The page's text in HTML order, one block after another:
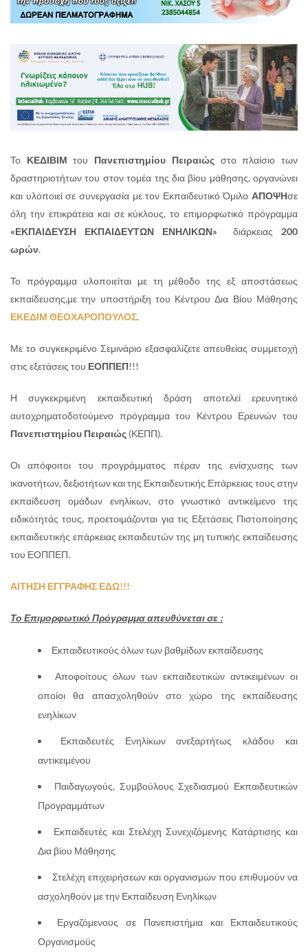
Το ΚΕΔΙΒΙΜ του Πανεπιστημίου Πειραιώς στο πλαίσιο των
δραστηριοτήτων του στον τομέα της δια βίου μάθησης, οργανώνει
και υλοποιεί σε συνεργασία με τον Εκπαιδευτικό Όμιλο ΑΠΟΨΗσε
όλη την επικράτεια και σε κύκλους, το επιμορφωτικό πρόγραμμα
«ΕΚΠΑΙΔΕΥΣΗ ΕΚΠΑΙΔΕΥΤΩΝ ΕΝΗΛΙΚΩΝ» διάρκειας 200
ωρών.
Το πρόγραμμα υλοποιείται με τη μέθοδο της εξ αποστάσεως
εκπαίδευσης,με την υποστήριξη του Κέντρου Δια Βίου Μάθησης
ΕΚΕΔΙΜ ΘΕΟΧΑΡΟΠΟΥΛΟΣ.
Με το συγκεκριμένο Σεμινάριο εξασφαλίζετε απευθείας συμμετοχή
στις εξετάσεις του ΕΟΠΠΕΠ!!!
Η συγκεκριμένη εκπαιδευτική δράση αποτελεί ερευνητικό
αυτοχρηματοδοτούμενο πρόγραμμα του Κέντρου Ερευνών του
Πανεπιστημίου Πειραιώς (ΚΕΠΠ).
Οι απόφοιτοι του προγράμματος πέραν της ενίσχυσης των
ικανοτήτων, δεξιοτήτων και της Εκπαιδευτικής Επάρκειας τους στην
εκπαίδευση ομάδων ενηλίκων, στο γνωστικό αντικείμενο της
ειδικότητάς τους, προετοιμάζονται για τις Εξετάσεις Πιστοποίησης
εκπαιδευτικής επάρκειας εκπαιδευτών της μη τυπικής εκπαίδευσης
του ΕΟΠΠΕΠ.
ΑΙΤΗΣΗ ΕΓΓΡΑΦΗΣ ΕΔΩ!!!
Το Επιμορφωτικό Πρόγραμμα απευθύνεται σε :
Εκπαιδευτικούς όλων των βαθμίδων εκπαίδευσης
Αποφοίτους όλων των εκπαιδευτικών αντικειμένων οι
οποίοι θα απασχοληθούν στο χώρο της εκπαίδευσης
ενηλίκων
Εκπαιδευτές Ενηλίκων ανεξαρτήτως κλάδου και
αντικειμένου
Παιδαγωγούς, Συμβούλους Σχεδιασμού Εκπαιδευτικών
Προγραμμάτων
Εκπαιδευτές και Στελέχη Συνεχιζόμενης Κατάρτισης και
Δια βίου Μάθησης
Στελέχη επιχειρήσεων και οργανισμών που επιθυμούν να
ασχοληθούν με την Εκπαίδευση Ενηλίκων
Εργαζόμενους σε Πανεπιστήμια και Εκπαιδευτικούς
Οργανισμούς